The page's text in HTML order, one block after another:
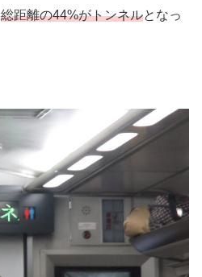
総距離の44%がトンネルとなっ